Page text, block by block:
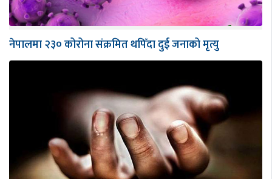
नेपालमा २३० कोरोना संक्रमित थपिँदा दुई जनाको मृत्यु